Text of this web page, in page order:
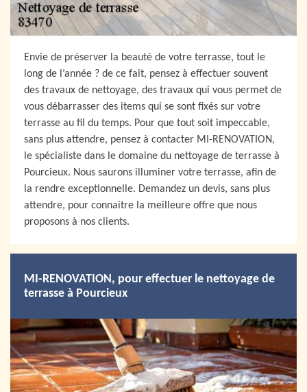
Envie de préserver la beauté de votre terrasse, tout le
long de l’année ? de ce fait, pensez à effectuer souvent
des travaux de nettoyage, des travaux qui vous permet de
vous débarrasser des items qui se sont fixés sur votre
terrasse au fil du temps. Pour que tout soit impeccable,
sans plus attendre, pensez à contacter MI-RENOVATION,
le spécialiste dans le domaine du nettoyage de terrasse à
Pourcieux. Nous saurons illuminer votre terrasse, afin de
la rendre exceptionnelle. Demandez un devis, sans plus
attendre, pour connaitre la meilleure offre que nous
proposons à nos clients.
MI-RENOVATION, pour effectuer le nettoyage de
terrasse à Pourcieux